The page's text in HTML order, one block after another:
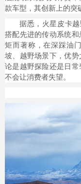
款车型，其创新上的突
据悉，火星皮卡
搭配先进的传动系统
矩而著称，在深踩油
坡、越野场景下，优
论是越野探险还是日
不会让消费者失望。